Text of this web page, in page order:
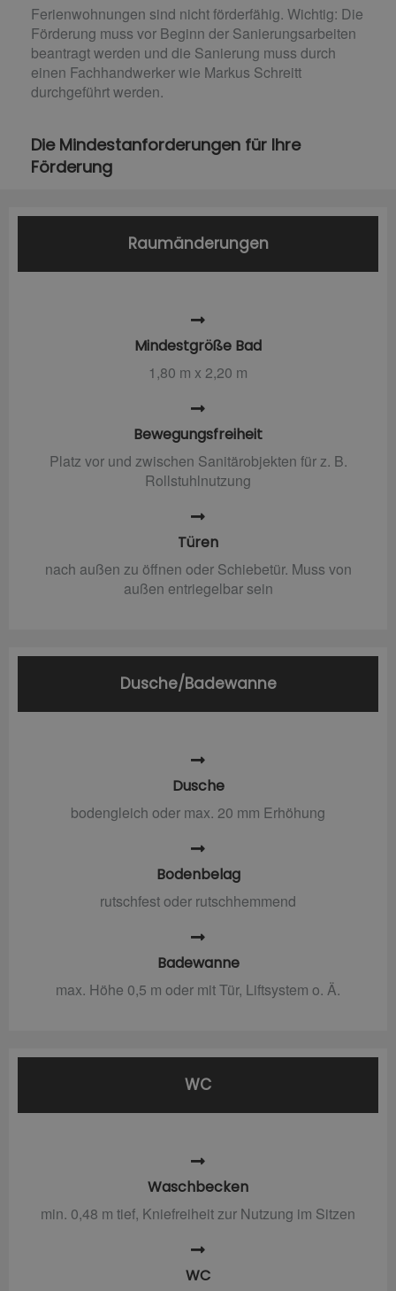
Ferienwohnungen sind nicht förderfähig. Wichtig: Die
Förderung muss vor Beginn der Sanierungsarbeiten
beantragt werden und die Sanierung muss durch
einen Fachhandwerker wie Markus Schreitt
durchgeführt werden.
Die Mindestanforderungen für Ihre
Förderung
Raumänderungen
Mindestgröße Bad
1,80 m x 2,20 m
Bewegungsfreiheit
Platz vor und zwischen Sanitärobjekten für z. B.
Rollstuhlnutzung
Türen
nach außen zu öffnen oder Schiebetür. Muss von
außen entriegelbar sein
Dusche/Badewanne
Dusche
bodengleich oder max. 20 mm Erhöhung
Bodenbelag
rutschfest oder rutschhemmend
Badewanne
max. Höhe 0,5 m oder mit Tür, Liftsystem o. Ä.
WC
Waschbecken
min. 0,48 m tief, Kniefreiheit zur Nutzung im Sitzen
WC